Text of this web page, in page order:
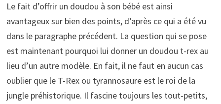
Le fait d’offrir un doudou à son bébé est ainsi
avantageux sur bien des points, d’après ce qui a été vu
dans le paragraphe précédent. La question qui se pose
est maintenant pourquoi lui donner un doudou t-rex au
lieu d’un autre modèle. En fait, il ne faut en aucun cas
oublier que le T-Rex ou tyrannosaure est le roi de la
jungle préhistorique. Il fascine toujours les tout-petits,